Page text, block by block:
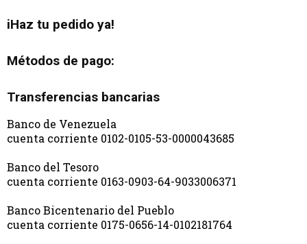
iHaz tu pedido ya!
Métodos de pago:
Transferencias bancarias
Banco de Venezuela
cuenta corriente 0102-0105-53-0000043685
Banco del Tesoro
cuenta corriente 0163-0903-64-9033006371
Banco Bicentenario del Pueblo
cuenta corriente 0175-0656-14-0102181764